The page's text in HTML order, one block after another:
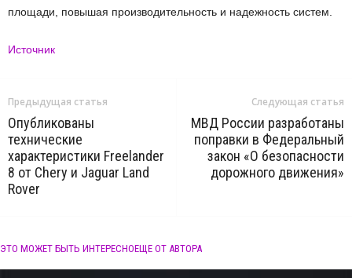
площади, повышая производительность и надежность систем.
Источник
Предыдущая статья
Опубликованы
технические
характеристики Freelander
8 от Chery и Jaguar Land
Rover
Следующая статья
МВД России разработаны
поправки в Федеральный
закон «О безопасности
дорожного движения»
ЭТО МОЖЕТ БЫТЬ ИНТЕРЕСНОЕЩЕ ОТ АВТОРА